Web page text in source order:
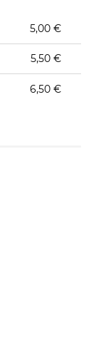
5,00 €
5,50 €
6,50 €